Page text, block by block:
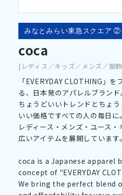
みなとみらい東急スクエア ②
coca
[レディス／キッズ／メンズ／服
「EVERYDAY CLOTHING」
る、日本発のアパレルブランド
ちょうどいいトレンドとちょ
いい価格ですべての人の毎日に。
レディース・メンズ・ユース
広いアイテムを展開しています。
coca is a Japanese apparel
concept of "EVERYDAY
We bring the perfect blend